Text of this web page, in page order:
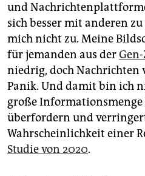
und
sich besser mit anderen
mich nicht zu. Meine
für jemanden aus derGen-
niedrig, doch Nachrichten
Panik. Und damit bin ich
große
überfordern und
Wahrscheinlichkeit einer
Studie von 2020.